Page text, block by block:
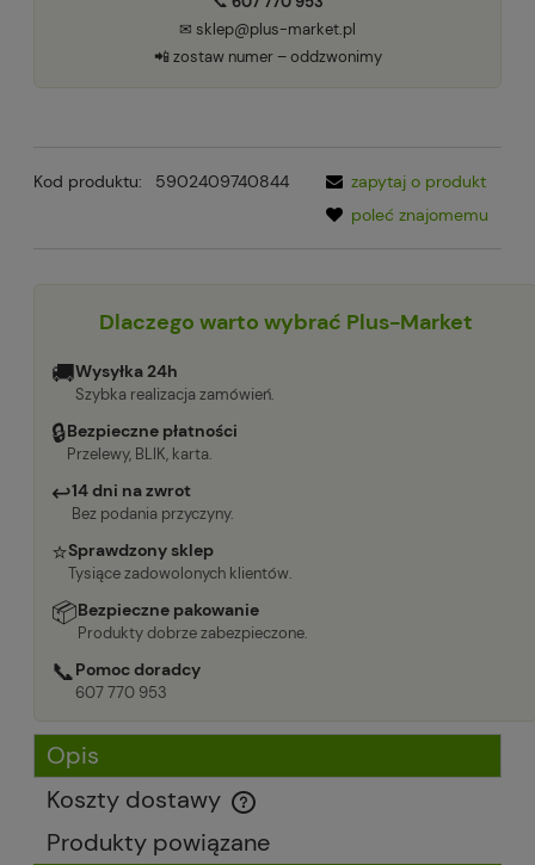
✉ sklep@plus-market.pl
📲 zostaw numer – oddzwonimy
Kod produktu: 5902409740844
zapytaj o produkt
poleć znajomemu
Dlaczego warto wybrać Plus-Market
🚚Wysyłka 24h
Szybka realizacja zamówień.
🔒Bezpieczne płatności
Przelewy, BLIK, karta.
↩14 dni na zwrot
Bez podania przyczyny.
⭐Sprawdzony sklep
Tysiące zadowolonych klientów.
📦Bezpieczne pakowanie
Produkty dobrze zabezpieczone.
📞Pomoc doradcy
607 770 953
Opis
Koszty dostawy
Cena nie zawiera ewentualnych kosztów płatności
Produkty powiązane